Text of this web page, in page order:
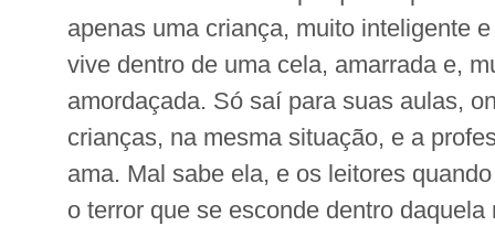
apenas uma criança, muito inteligente
vive dentro de uma cela, amarrada e,
amordaçada. Só saí para suas aulas,
crianças, na mesma situação, e a
ama. Mal sabe ela, e os leitores
o terror que se esconde dentro daquela